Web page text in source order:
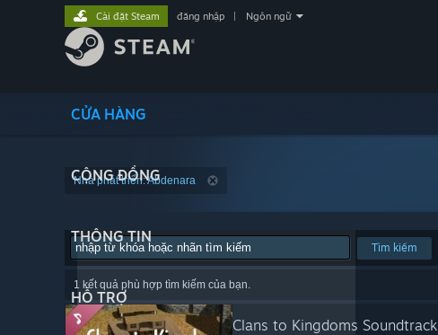
CỬA HÀNG
CỘNG ĐỒNG
THÔNG TIN
HỖ TRỢ
Cài đặt Steam đăng nhập Ngôn ngữ
Nhà phát triển: Abdenara
Tìm kiếm
1 kết quả phù hợp tìm kiếm của bạn.
Clans to Kingdoms Soundtrack